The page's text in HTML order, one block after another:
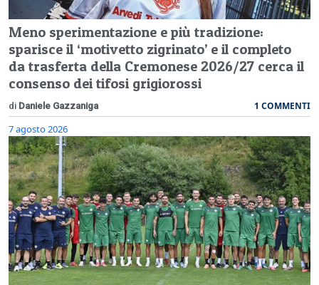
Meno sperimentazione e più tradizione:
sparisce il ‘motivetto zigrinato’ e il completo
da trasferta della Cremonese 2026/27 cerca il
consenso dei tifosi grigiorossi
di Daniele Gazzaniga 1 COMMENTI
7 agosto 2026